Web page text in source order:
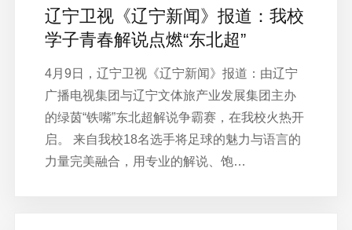
辽宁卫视《辽宁新闻》报道：我校
学子青春解说点燃“东北超”
4月9日，辽宁卫视《辽宁新闻》报道：由辽宁
广播电视集团与辽宁文体旅产业发展集团主办
的绿茵“铁嘴”东北超解说争霸赛，在我校火热开
启。 来自我校18名选手将足球的魅力与语言的
力量完美融合，用专业的解说、饱…